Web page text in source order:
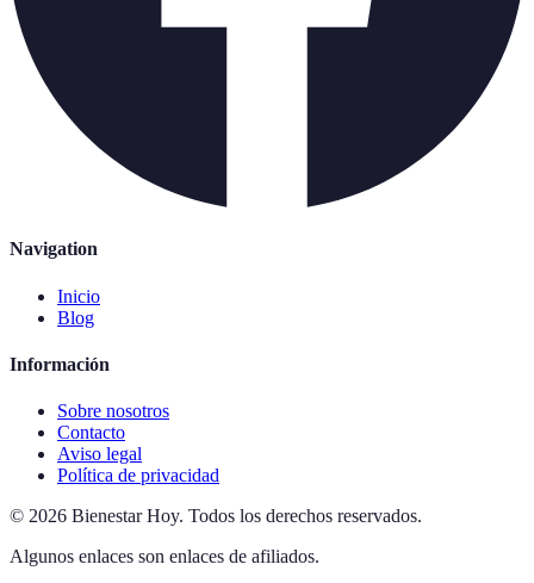
Navigation
Inicio
Blog
Información
Sobre nosotros
Contacto
Aviso legal
Política de privacidad
© 2026 Bienestar Hoy. Todos los derechos reservados.
Algunos enlaces son enlaces de afiliados.